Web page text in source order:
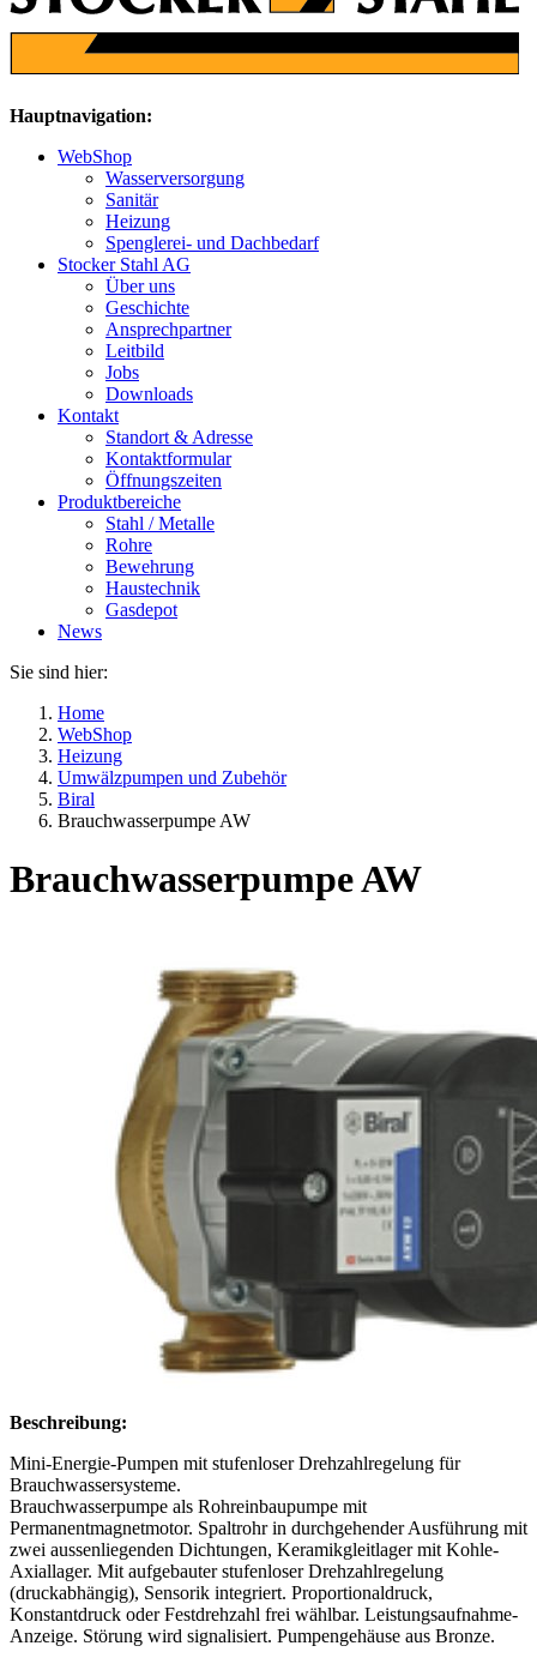
Hauptnavigation:
WebShop
Wasserversorgung
Sanitär
Heizung
Spenglerei- und Dachbedarf
Stocker Stahl AG
Über uns
Geschichte
Ansprechpartner
Leitbild
Jobs
Downloads
Kontakt
Standort & Adresse
Kontaktformular
Öffnungszeiten
Produktbereiche
Stahl / Metalle
Rohre
Bewehrung
Haustechnik
Gasdepot
News
Sie sind hier:
Home
WebShop
Heizung
Umwälzpumpen und Zubehör
Biral
Brauchwasserpumpe AW
Brauchwasserpumpe AW
Beschreibung:
Mini-Energie-Pumpen mit stufenloser Drehzahlregelung für
Brauchwassersysteme.
Brauchwasserpumpe als Rohreinbaupumpe mit
Permanentmagnetmotor. Spaltrohr in durchgehender Ausführung mit
zwei aussenliegenden Dichtungen, Keramikgleitlager mit Kohle-
Axiallager. Mit aufgebauter stufenloser Drehzahlregelung
(druckabhängig), Sensorik integriert. Proportionaldruck,
Konstantdruck oder Festdrehzahl frei wählbar. Leistungsaufnahme-
Anzeige. Störung wird signalisiert. Pumpengehäuse aus Bronze.